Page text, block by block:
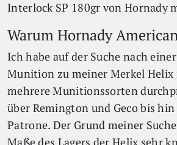
Interlock SP 180gr von Hornady
Warum Hornady
Ich habe auf der Suche nach
Munition zu meiner Merkel Helix
mehrere Munitionssorten
über Remington und Geco bis
Patrone. Der Grund meiner
Maße des Lagers der Helix sehr